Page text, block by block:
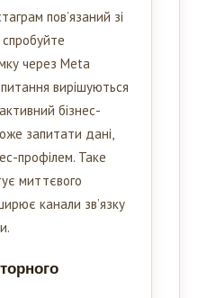
пов’язаний зі
через Meta
вирішуються
бізнес-
запитати дані,
профілем. Таке
миттєвого
канали зв’язку